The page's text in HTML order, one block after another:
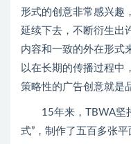
形式的创意非常感兴趣
延续下去，不断衍生出
内容和一致的外在形式
以在长期的传播过程中
策略性的广告创意就是
15年来，TBWA坚持
式”，制作了五百多张